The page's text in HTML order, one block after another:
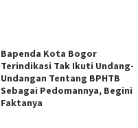
Bapenda Kota Bogor
Terindikasi Tak Ikuti Undang-
Undangan Tentang BPHTB
Sebagai Pedomannya, Begini
Faktanya